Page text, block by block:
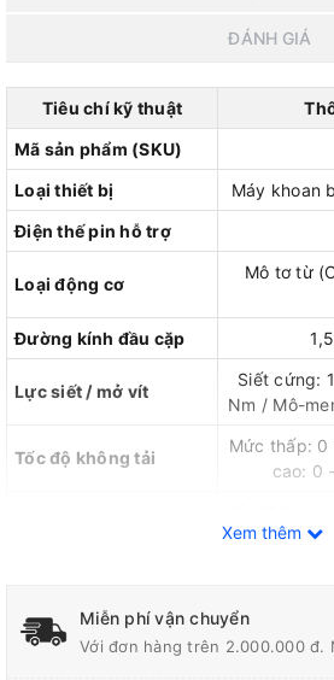
ĐÁNH GIÁ
Tiêu chí kỹ thuật
Mã sản phẩm (SKU)
Loại thiết bị
Máy khoan
Điện thế pin hỗ trợ
Loại động cơ
Mô tơ từ
Đường kính đầu cặp
Lực siết / mở vít
Siết cứng:
Nm / Mô-
Tốc độ không tải
Mức thấp:
cao: 0
20 mm /
Thương hiệu / Nơi sản
xuất
Xem thêm
Miễn phí vận chuyển
Với đơn hàng trên 2.000.000 đ.